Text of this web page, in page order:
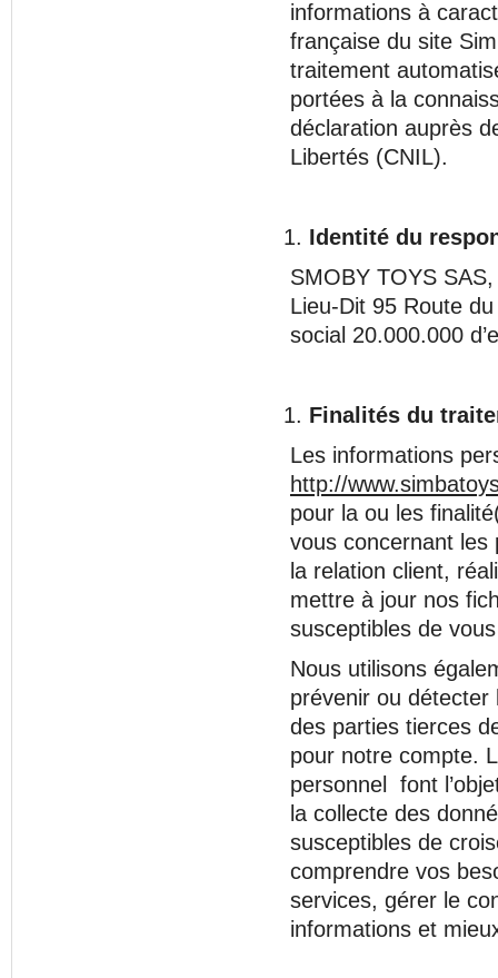
informations à
française du site
traitement
portées à la
déclaration auprès
Libertés (CNIL).
Identité du
SMOBY TOYS
Lieu-Dit 95 Route
social 20.000.000
Finalités du
Les informations
http://
pour la ou les
vous concernant les
la relation client,
mettre à jour nos
susceptibles de
Nous utilisons
prévenir ou
des parties tierces
pour notre compte.
personnel font
la collecte des
susceptibles de
comprendre vos
services, gérer le
informations et